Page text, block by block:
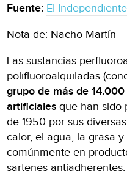
Fuente: El Independiente
Nota de: Nacho Martín
Las sustancias
polifluoroalquiladas
grupo de más de
artificiales que han sido
de 1950 por sus
calor, el agua, la grasa
comúnmente en
sartenes